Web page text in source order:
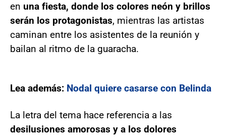
en una fiesta, donde los colores neón y brillos
serán los protagonistas, mientras las artistas
caminan entre los asistentes de la reunión y
bailan al ritmo de la guaracha.
Lea además: Nodal quiere casarse con Belinda
La letra del tema hace referencia a las
desilusiones amorosas y a los dolores